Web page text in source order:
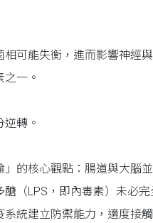
可能失衡，進而影響神經
一。
轉。
的核心觀點：腸道與大腦
（LPS，即內毒素）未必
統建立防禦能力，適度接